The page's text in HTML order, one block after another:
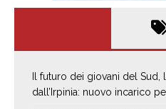
Il futuro dei giovani del Sud,
dall’Irpinia: nuovo incarico